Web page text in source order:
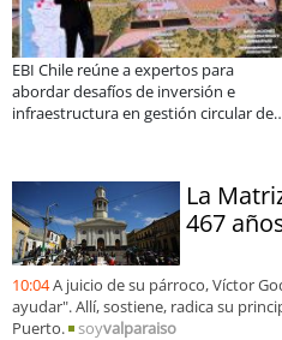
1.600 alumnos han sido parte
Súper Sano de Sopraval
va del año
La
467
10:04A juicio de su párroco, Víctor
ayudar". Allí, sostiene, radica su
Puerto.
soyvalparaiso